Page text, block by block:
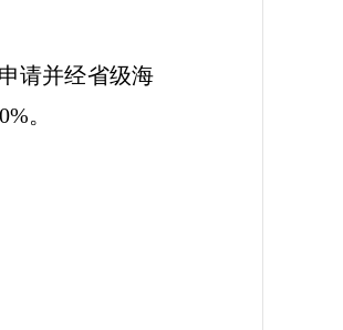
请并经省级海
。